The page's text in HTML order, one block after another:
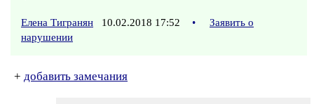
Елена Тигранян 10.02.2018 17:52 •
Заявить о
нарушении
+ добавить замечания